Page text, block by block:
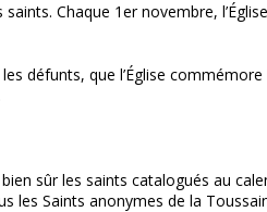
Chaque 1er novembre,
défunts, que l’Église
sûr les saints catalogués au
les Saints anonymes de la